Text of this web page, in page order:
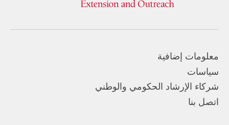
معلومات إضافية
سياسات
شركاء الإرشاد الحكومي والوطني
اتصل بنا